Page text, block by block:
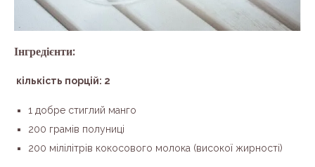
Інгредієнти:
кількість порцій: 2
1 добре стиглий манго
200 грамів полуниці
200 мілілітрів кокосового молока (високої жирності)